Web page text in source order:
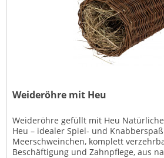
Weideröhre mit Heu
Weideröhre gefüllt mit Heu
Heu – idealer Spiel- und
Meerschweinchen, komplett
Beschäftigung und Zahnpflege, aus